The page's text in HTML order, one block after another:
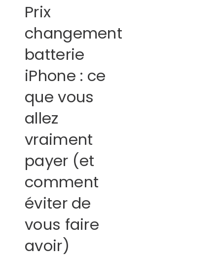
Prix
changement
batterie
iPhone : ce
que vous
allez
vraiment
payer (et
comment
éviter de
vous faire
avoir)